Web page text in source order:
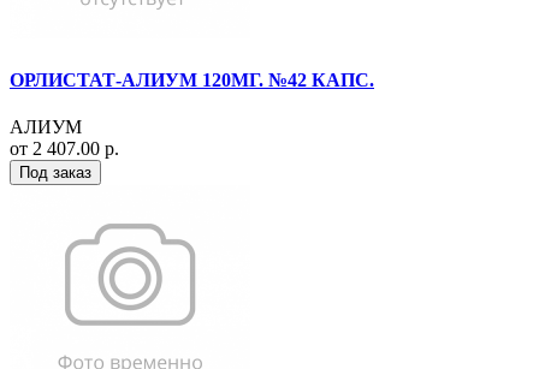
ОРЛИСТАТ-АЛИУМ 120МГ. №42 КАПС.
АЛИУМ
от 2 407.00 р.
Под заказ